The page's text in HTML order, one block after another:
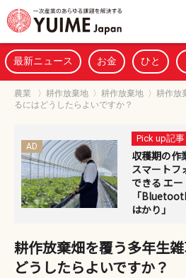
最新ニュース お金 ひと
農業 〉 耕作放棄地 〉 耕作放棄地 〉 耕作放
るにはどうしたらよいですか？
AD
Pick up記事
収穫期の作
スマートフ
できる エ
「
はかり」
耕作放棄畑を覆う多年生
どうしたらよいですか？